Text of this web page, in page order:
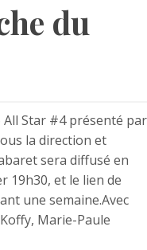
du
Star #4 présenté par
la direction et
sera diffusé en
19h30, et le lien de
une semaine.Avec
Marie-Paule